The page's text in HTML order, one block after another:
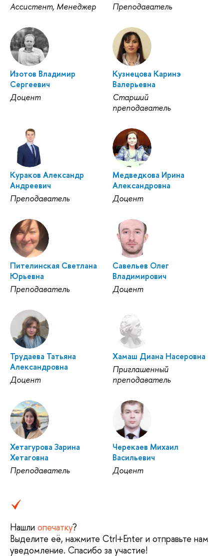
Ассистент, Менеджер
Преподаватель
Изотов Владимир
Сергеевич
Доцент
Кузнецова Каринэ
Валерьевна
Старший
преподаватель
Кураков Александр
Андреевич
Преподаватель
Медведкова Ирина
Александровна
Доцент
Пителинская Светлана
Юрьевна
Преподаватель
Савельев Олег
Владимирович
Доцент
Трудаева Татьяна
Александровна
Доцент
Хамаш Диана Насеровна
Приглашенный
преподаватель
Хетагурова Зарина
Хетаговна
Преподаватель
Черекаев Михаил
Васильевич
Доцент
Нашли опечатку?
Выделите её, нажмите Ctrl+Enter и отправьте нам
уведомление. Спасибо за участие!